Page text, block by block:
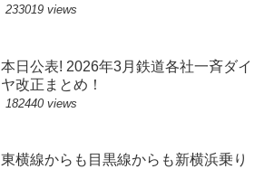
233019 views
本日公表! 2026年3月鉄道各社一斉ダイ
ヤ改正まとめ！
182440 views
東横線からも目黒線からも新横浜乗り